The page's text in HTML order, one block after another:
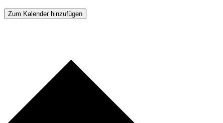
Zum Kalender hinzufügen